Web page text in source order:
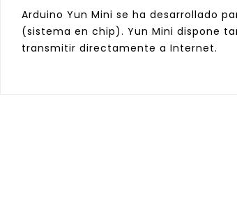
Arduino Yun Mini se ha desarrollado
(sistema en chip). Yun Mini dispone
transmitir directamente a Internet.